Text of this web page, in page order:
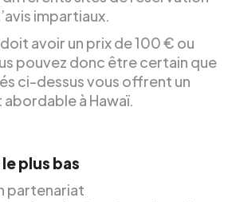
impartiaux.
avoir un prix de 100 € ou
pouvez donc être certain que
ci-dessus vous offrent un
à Hawaï.
plus bas
partenariat